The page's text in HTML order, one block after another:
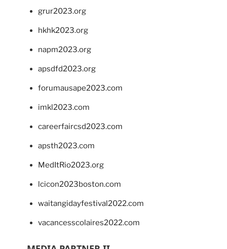
grur2023.org
hkhk2023.org
napm2023.org
apsdfd2023.org
forumausape2023.com
imkl2023.com
careerfaircsd2023.com
apsth2023.com
MedItRio2023.org
lcicon2023boston.com
waitangidayfestival2022.com
vacancesscolaires2022.com